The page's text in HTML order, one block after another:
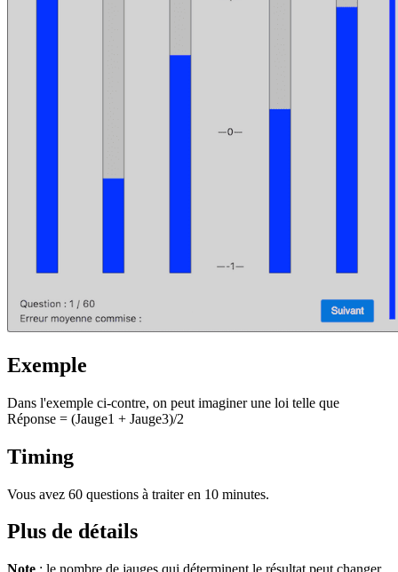
Exemple
Dans l'exemple ci-contre, on peut imaginer une loi telle que
Réponse = (Jauge1 + Jauge3)/2
Timing
Vous avez 60 questions à traiter en 10 minutes.
Plus de détails